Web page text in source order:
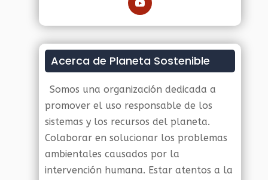
Acerca de Planeta Sostenible
Somos una organización dedicada a
promover el uso responsable de los
sistemas y los recursos del planeta.
Colaborar en solucionar los problemas
ambientales causados por la
intervención humana. Estar atentos a la